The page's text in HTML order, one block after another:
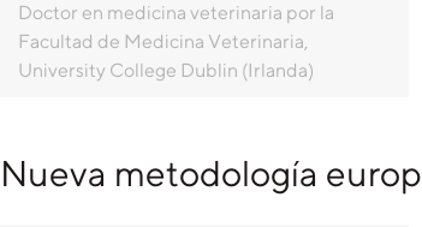
Doctor en medicina veterinaria por la
Facultad de Medicina Veterinaria,
University College Dublin (Irlanda)
Nueva metodología